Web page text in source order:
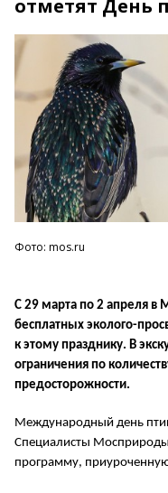
отметят День
Фото: mos.ru
С 29 марта по 2 апреля в
бесплатных эколого-
к этому празднику. В
ограничения по
предосторожности.
Международный день
Специалисты
программу,